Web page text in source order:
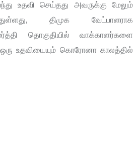
உதவி செய்தது அவருக்கு மேலும்
திமுக வேட்பாளராக
தொகுதியில் வாக்காளர்களை
உதவியையும் கொரோனா காலத்தில்